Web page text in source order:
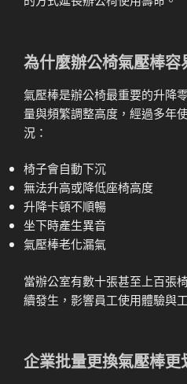
為什麼辦公椅氣壓棒容
氣壓棒是辦公椅最重要的升降
量與頻繁調整高度，經過多年
況：
椅子會自動下沉
無法升高或降低座椅高度
升降卡頓不順暢
坐下時產生異音
氣壓棒老化漏氣
當辦公室有數十張甚至上百張
續發生，影響員工使用體驗與
企業批量更換氣壓棒更